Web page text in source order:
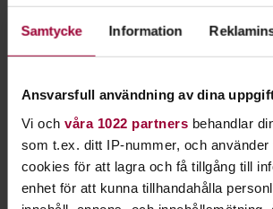
Samtycke Information
Ansvarsfull användning av dina
Vi och våra 1022 partnersbehandlar
som t.ex. ditt IP-nummer, och
cookies för att lagra och få tillgång till
enhet för att kunna tillhandahålla
Skicka e-post
023-77 76 30
Dela: Facebook LinkedIn
Jakt & fiske
Lär dig mer om jakt och fiske.